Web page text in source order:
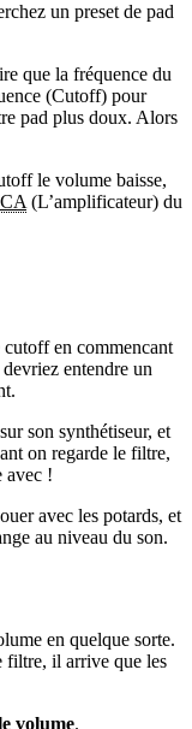
un preset de pad
que la fréquence du
(Cutoff) pour
pad plus doux. Alors
le volume baisse,
(L’amplificateur) du
en commencant
entendre un
son synthétiseur, et
on regarde le filtre,
avec !
avec les potards, et
au niveau du son.
en quelque sorte.
filtre, il arrive que les
volume.